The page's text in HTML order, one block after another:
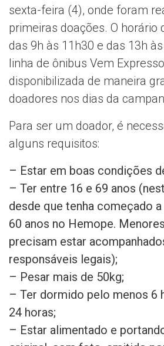
sexta-feira (4), onde foram
primeiras doações. O horário
das 9h às 11h30 e das 13h
linha de ônibus Vem
disponibilizada de maneira
doadores nos dias da
Para ser um doador, é
alguns requisitos:
– Estar em boas condições
– Ter entre 16 e 69 anos
desde que tenha começado
60 anos no Hemope.
precisam estar
responsáveis legais);
– Pesar mais de 50kg;
– Ter dormido pelo menos 6
24 horas;
– Estar alimentado e